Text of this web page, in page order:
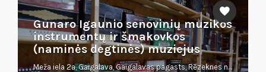
Gunaro Igaunio senovinių muzikos
instrumentų ir šmakovkos
(naminės degtinės) muziejus
Meža iela 2a, Gaigalava, Gaigalavas pagasts, Rēzeknes novads